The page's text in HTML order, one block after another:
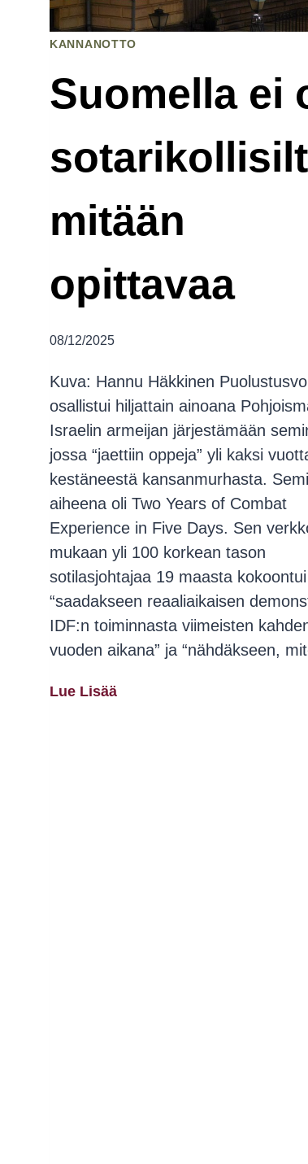
KANNANOTTO
Suomella ei
mitään
opittavaa
08/12/2025
Kuva: Hannu Häkkinen
osallistui hiljattain ainoana
Israelin armeijan järjestämään
jossa “jaettiin oppeja” yli kaksi
kestäneestä kansanmurhasta.
aiheena oli Two Years of Combat
Experience in Five Days. Sen
mukaan yli 100 korkean tason
sotilasjohtajaa 19 maasta
“saadakseen reaaliaikaisen
IDF:n toiminnasta viimeisten
vuoden aikana” ja “nähdäkseen,
Lue Lisää